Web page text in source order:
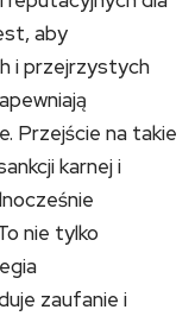
aby
i przejrzystych
Przejście na takie
karnej i
nie tylko
zaufanie i